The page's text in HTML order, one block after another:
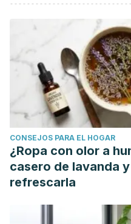
CONSEJOS PARA EL HOGAR
¿Ropa con olor a
casero de lavanda
refrescarla